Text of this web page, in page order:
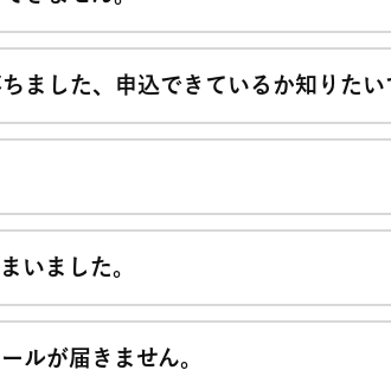
ました、申込できているか知りたい
いました。
ルが届きません。